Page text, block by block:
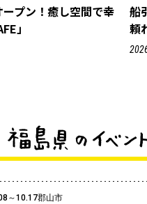
ープン！癒し空間で幸
」
船
頼
～10.17郡山市